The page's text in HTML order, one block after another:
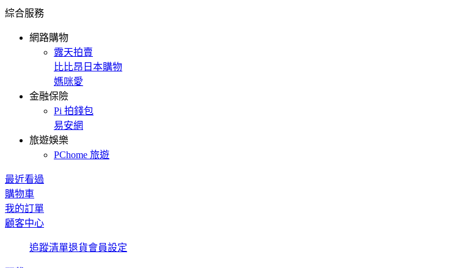
綜合服務
網路購物
露天拍賣
比比昂日本購物
媽咪愛
金融保險
Pi 拍錢包
易安網
旅遊娛樂
PChome 旅遊
最近看過
購物車
我的訂單
顧客中心
追蹤清單退貨會員設定